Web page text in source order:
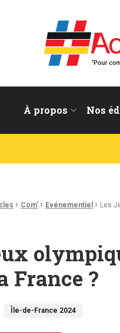
Acteurs du franco-
À propos Nos
› Com' › Evénementiel › Les
France ?
Île-de-France 2024